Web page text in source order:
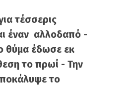
τέσσερις
έναν αλλοδαπό -
θύμα έδωσε εκ
το πρωί - Την
το